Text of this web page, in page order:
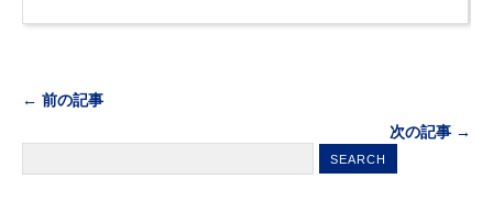
← 前の記事
次の記事 →